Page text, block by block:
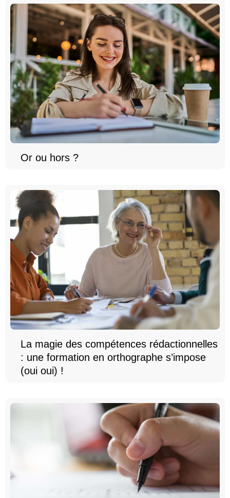
Or ou hors ?
La magie des compétences rédactionnelles
: une formation en orthographe s’impose
(oui oui) !